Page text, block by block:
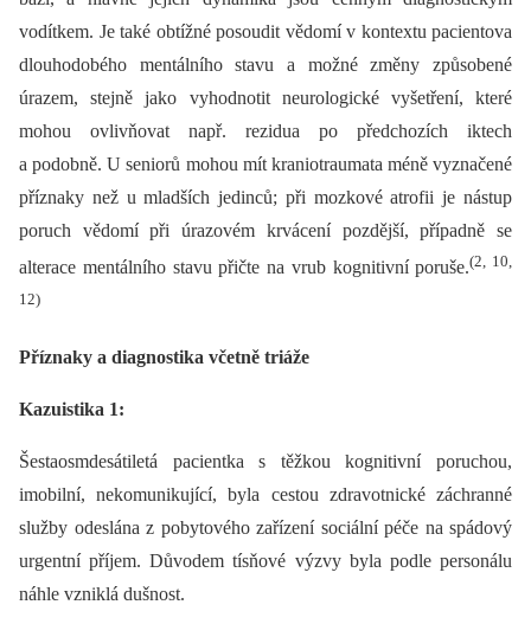
vodítkem. Je také obtížné posoudit vědomí v kontextu pacientova
dlouhodobého mentálního stavu a možné změny způsobené
úrazem, stejně jako vyhodnotit neurologické vyšetření, které
mohou ovlivňovat např. rezidua po předchozích iktech
a podobně. U seniorů mohou mít kraniotraumata méně vyznačené
příznaky než u mladších jedinců; při mozkové atrofii je nástup
poruch vědomí při úrazovém krvácení pozdější, případně se
alterace mentálního stavu přičte na vrub kognitivní poruše.(2, 10,
12)
Příznaky a diagnostika včetně triáže
Kazuistika 1:
Šestaosmdesátiletá pacientka s těžkou kognitivní poruchou,
imobilní, nekomunikující, byla cestou zdravotnické záchranné
služby odeslána z pobytového zařízení sociální péče na spádový
urgentní příjem. Důvodem tísňové výzvy byla podle personálu
náhle vzniklá dušnost.